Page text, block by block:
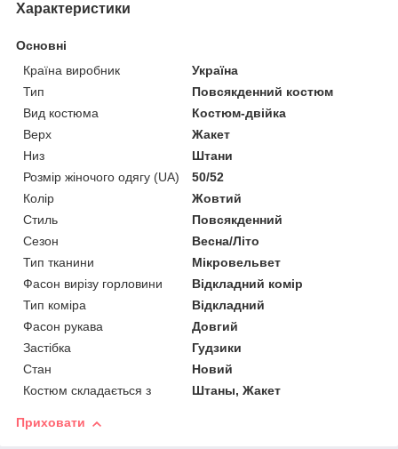
Характеристики
Основні
Країна виробник
Україна
Тип
Повсякденний костюм
Вид костюма
Костюм-двійка
Верх
Жакет
Низ
Штани
Розмір жіночого одягу (UA)
50/52
Колір
Жовтий
Стиль
Повсякденний
Сезон
Весна/Літо
Тип тканини
Мікровельвет
Фасон вирізу горловини
Відкладний комір
Тип коміра
Відкладний
Фасон рукава
Довгий
Застібка
Гудзики
Стан
Новий
Костюм складається з
Штаны, Жакет
Приховати